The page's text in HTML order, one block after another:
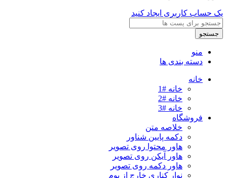
یک حساب کاربری ایجاد کنید
جستجو
منو
دسته بندی ها
خانه
خانه #1
خانه #2
خانه #3
فروشگاه
خلاصه متن
دکمه پایین شناور
هاور محتوا روی تصویر
هاور آیکن روی تصویر
هاور دکمه روی تصویر
نوار کناری خارج از بوم